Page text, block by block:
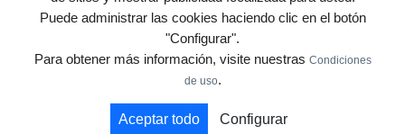
© residuos.com - Todos los derechos reservados Política de privacidad
Condiciones de uso|Contacto|Editores| Mapa web|Preguntas frecuentes
Publica tus anuncios gratis!
Muebles de terraza y jardin Notas de prensa
Puede administrar las cookies haciendo clic en el botón
"Configurar".
Para obtener más información, visite nuestras Condiciones
de uso.
Aceptar todo Configurar